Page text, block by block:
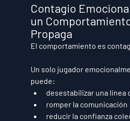
Contagio
un
Propaga
El comportamiento es
Un solo jugador
puede:
desestabilizar una línea
romper la comunicación
reducir la confianza